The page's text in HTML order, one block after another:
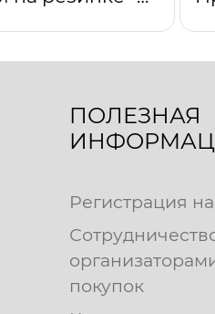
ПОЛЕЗНАЯ
Регистрация
покупок